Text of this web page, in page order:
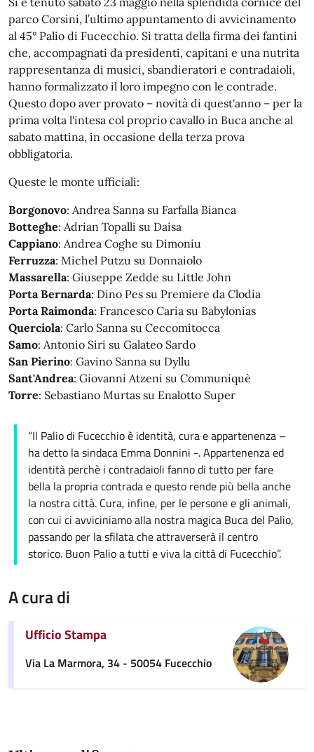
parco Corsini, l’ultimo appuntamento di avvicinamento
al 45° Palio di Fucecchio. Si tratta della firma dei fantini
che, accompagnati da presidenti, capitani e una nutrita
rappresentanza di musici, sbandieratori e contradaioli,
hanno formalizzato il loro impegno con le contrade.
Questo dopo aver provato – novità di quest'anno – per la
prima volta l'intesa col proprio cavallo in Buca anche al
sabato mattina, in occasione della terza prova
obbligatoria.
Queste le monte ufficiali:
Borgonovo: Andrea Sanna su Farfalla Bianca
Botteghe: Adrian Topalli su Daisa
Cappiano: Andrea Coghe su Dimoniu
Ferruzza: Michel Putzu su Donnaiolo
Massarella: Giuseppe Zedde su Little John
Porta Bernarda: Dino Pes su Premiere da Clodia
Porta Raimonda: Francesco Caria su Babylonias
Querciola: Carlo Sanna su Ceccomitocca
Samo: Antonio Siri su Galateo Sardo
San Pierino: Gavino Sanna su Dyllu
Sant'Andrea: Giovanni Atzeni su Communiquè
Torre: Sebastiano Murtas su Enalotto Super
“Il Palio di Fucecchio è identità, cura e appartenenza –
ha detto la sindaca Emma Donnini -. Appartenenza ed
identità perchè i contradaioli fanno di tutto per fare
bella la propria contrada e questo rende più bella anche
la nostra città. Cura, infine, per le persone e gli animali,
con cui ci avviciniamo alla nostra magica Buca del Palio,
passando per la sfilata che attraverserà il centro
storico. Buon Palio a tutti e viva la città di Fucecchio”.
A cura di
Ufficio Stampa
Via La Marmora, 34 - 50054 Fucecchio